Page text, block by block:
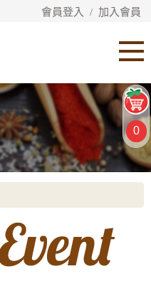
會員登入 / 加入會員
0